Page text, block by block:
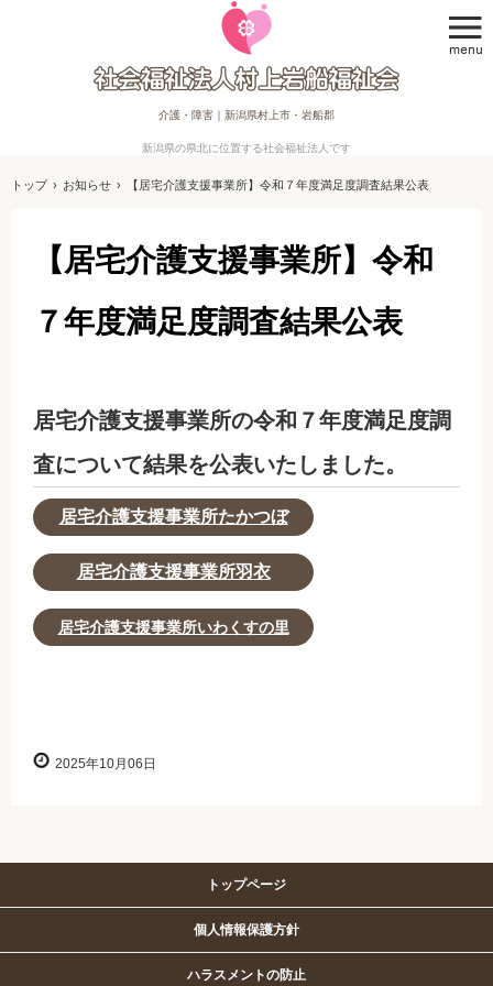
介護・障害｜新潟県村上市・岩船郡
新潟県の県北に位置する社会福祉法人です
トップ › お知らせ › 【居宅介護支援事業所】令和７年度満足度調査結果公表
【居宅介護支援事業所】令和
７年度満足度調査結果公表
居宅介護支援事業所の令和７年度満足度調
査について結果を公表いたしました。
居宅介護支援事業所たかつぼ
居宅介護支援事業所羽衣
居宅介護支援事業所いわくすの里
2025年10月06日
トップページ
個人情報保護方針
ハラスメントの防止